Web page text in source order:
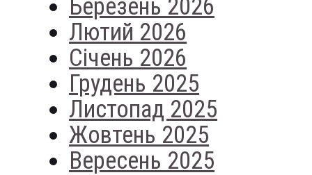
Березень 2026
Лютий 2026
Січень 2026
Грудень 2025
Листопад 2025
Жовтень 2025
Вересень 2025